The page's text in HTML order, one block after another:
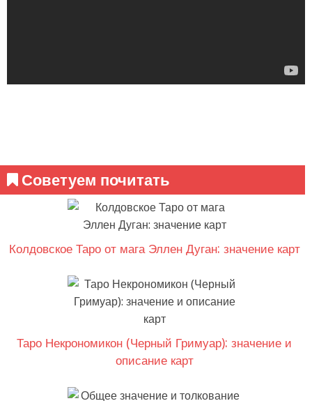
Советуем почитать
Колдовское Таро от мага Эллен Дуган: значение карт
Таро Некрономикон (Черный Гримуар): значение и
описание карт